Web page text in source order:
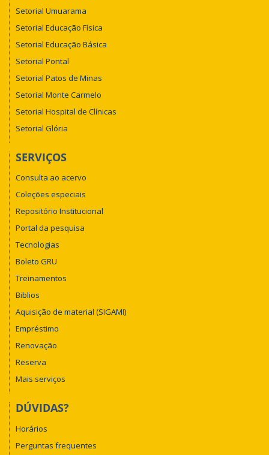
Setorial Umuarama
Setorial Educação Física
Setorial Educação Básica
Setorial Pontal
Setorial Patos de Minas
Setorial Monte Carmelo
Setorial Hospital de Clínicas
Setorial Glória
SERVIÇOS
Consulta ao acervo
Coleções especiais
Repositório Institucional
Portal da pesquisa
Tecnologias
Boleto GRU
Treinamentos
Biblios
Aquisição de material (SIGAMI)
Empréstimo
Renovação
Reserva
Mais serviços
DÚVIDAS?
Horários
Perguntas frequentes